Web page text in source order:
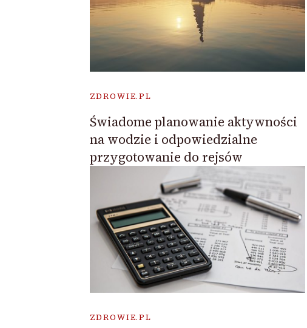
ZDROWIE.PL
Świadome planowanie aktywności
na wodzie i odpowiedzialne
przygotowanie do rejsów
ZDROWIE.PL